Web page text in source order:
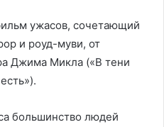
ужасов, сочетающий
и роуд-муви, от
Джима Микла («В тени
большинство людей